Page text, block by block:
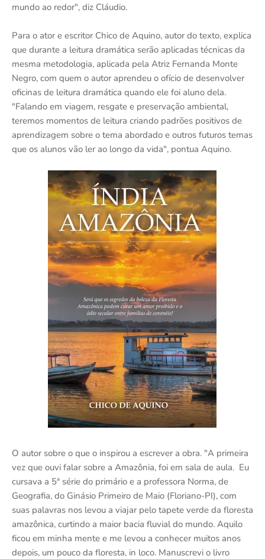
mundo ao redor", diz Cláudio.
Para o ator e escritor Chico de Aquino, autor do texto, explica
que durante a leitura dramática serão aplicadas técnicas da
mesma metodologia, aplicada pela Atriz Fernanda Monte
Negro, com quem o autor aprendeu o ofício de desenvolver
oficinas de leitura dramática quando ele foi aluno dela.
"Falando em viagem, resgate e preservação ambiental,
teremos momentos de leitura criando padrões positivos de
aprendizagem sobre o tema abordado e outros futuros temas
que os alunos vão ler ao longo da vida", pontua Aquino.
O autor sobre o que o inspirou a escrever a obra. "A primeira
vez que ouvi falar sobre a Amazônia, foi em sala de aula. Eu
cursava a 5ª série do primário e a professora Norma, de
Geografia, do Ginásio Primeiro de Maio (Floriano-PI), com
suas palavras nos levou a viajar pelo tapete verde da floresta
amazônica, curtindo a maior bacia fluvial do mundo. Aquilo
ficou em minha mente e me levou a conhecer muitos anos
depois, um pouco da floresta, in loco. Manuscrevi o livro